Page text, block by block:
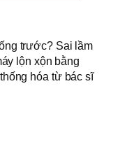
trước? Sai lầm
lộn xộn bằng
hóa từ bác sĩ